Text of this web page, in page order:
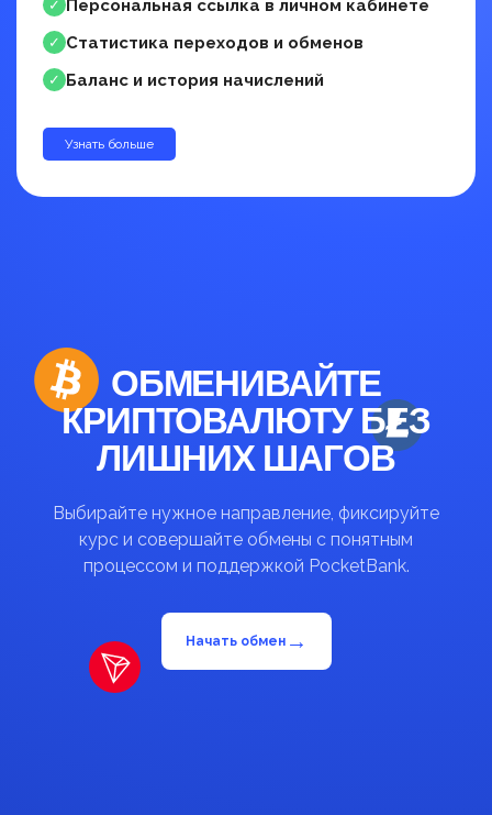
✓ Персональная ссылка в личном кабинете
✓ Статистика переходов и обменов
✓ Баланс и история начислений
Узнать больше
ОБМЕНИВАЙТЕ
КРИПТОВАЛЮТУ БЕЗ
ЛИШНИХ ШАГОВ
Выбирайте нужное направление, фиксируйте
курс и совершайте обмены с понятным
процессом и поддержкой PocketBank.
Начать обмен→